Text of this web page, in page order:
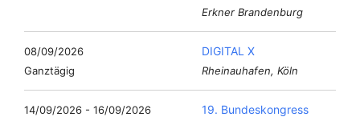
Erkner Brandenburg
08/09/2026
Ganztägig
DIGITAL X
Rheinauhafen, Köln
14/09/2026 - 16/09/2026
19. Bundeskongress